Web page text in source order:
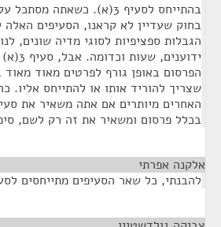
בהתייחס לסעיף 3(א). כשאתה
בחוק שעדיין לא קראנו, הסעיפים
הגבלות ספציפיות לסוגי מדיה שונים,
הפרסום באופן גורף לפרטים מאוד מאוד
שצריך להוריד אותו או להתייחס אליו.
בכלל פרסום ומשאיר את זה רק לשם,
אלקנה אפרתי
להבנתי, כל שאר הסעיפים מתייחסים